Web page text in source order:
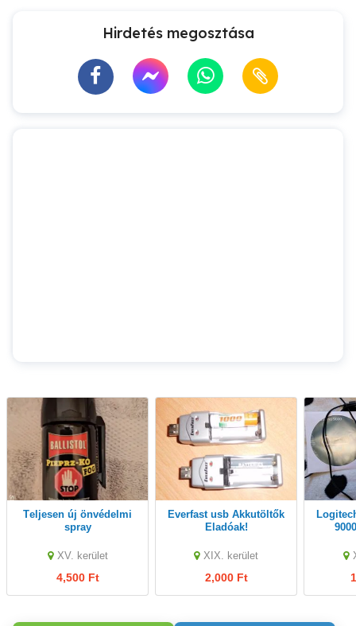
Hirdetés megosztása
Teljesen új önvédelmi
spray
XV. kerület
4,500 Ft
Everfast usb Akkutöltők
Eladóak!
XIX. kerület
2,000 Ft
Logitech QuickCam Pro